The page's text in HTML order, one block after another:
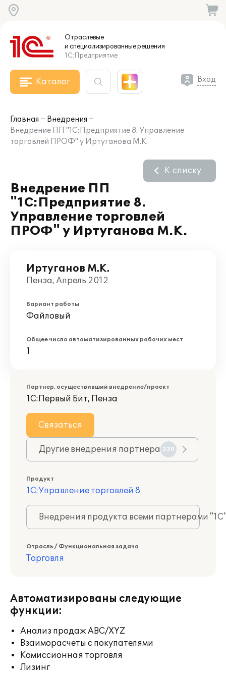
Отраслевые
и специализированныерешения
1С:Предприятие
Каталог Вход
Главная
Внедрения
Внедрение ПП "1С:Предприятие 8. Управление
торговлей ПРОФ" у Иртуганова М.К.
Внедрение ПП
"1С:Предприятие 8.
Управление торговлей
ПРОФ" у Иртуганова М.К.
К списку
Иртуганов М.К.
Пенза, Апрель 2012
Вариант работы
Файловый
Общее число автоматизированных рабочих мест
1
Партнер, осуществивший внедрение/проект
1С:Первый Бит, Пенза
Связаться
Другие внедрения партнера 230
Продукт
1С:Управление торговлей 8
Внедрения продукта всеми партнерами
Отрасль / Функциональная задача
Торговля
Автоматизированы следующие
функции:
Анализ продаж ABC/XYZ
Взаиморасчеты с покупателями
Комиссионная торговля
Лизинг